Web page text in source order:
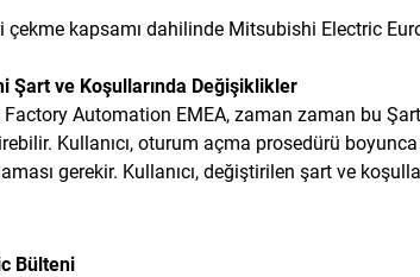
çekme kapsamı dahilinde Mitsubishi Electric
Şart ve Koşullarında Değişiklikler
Automation EMEA, zaman zaman bu
Kullanıcı, oturum açma prosedürü
gerekir. Kullanıcı, değiştirilen şart ve
Bülteni